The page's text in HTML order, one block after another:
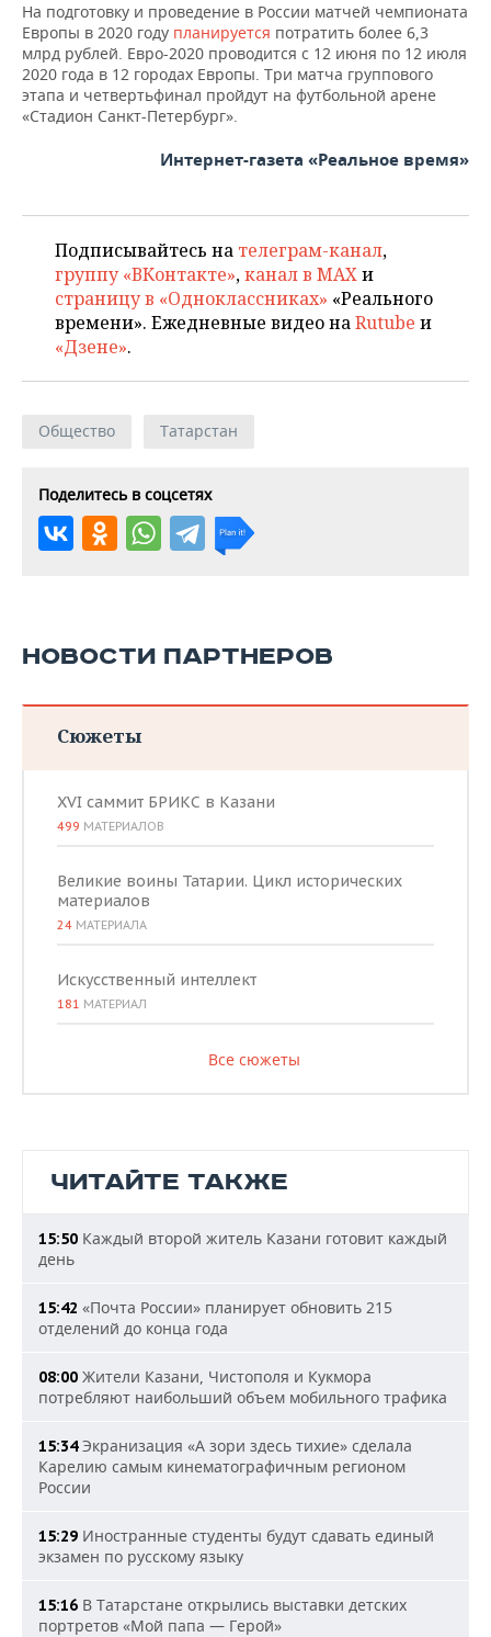
ХОККЕЙ С МЯЧОМ
ПРОИСШЕСТВИЯ
На подготовку и проведение в России матчей чемпионата
Европы в 2020 году планируется потратить более 6,3
млрд рублей. Евро-2020 проводится с 12 июня по 12 июля
2020 года в 12 городах Европы. Три матча группового
этапа и четвертьфинал пройдут на футбольной арене
«Стадион Санкт-Петербург».
Интернет-газета «Реальное время»
Подписывайтесь на телеграм-канал,
группу «ВКонтакте»,канал в MAXи
страницу в «Одноклассниках» «Реального
времени». Ежедневные видео наRutube и
«Дзене».
Общество Татарстан
Поделитесь в соцсетях
НОВОСТИ ПАРТНЕРОВ
Сюжеты
XVI саммит БРИКС в Казани
499 МАТЕРИАЛОВ
Великие воины Татарии. Цикл исторических
материалов
24 МАТЕРИАЛА
Искусственный интеллект
181 МАТЕРИАЛ
Все сюжеты
ЧИТАЙТЕ ТАКЖЕ
15:50 Каждый второй житель Казани готовит каждый
день
15:42 «Почта России» планирует обновить 215
отделений до конца года
08:00 Жители Казани, Чистополя и Кукмора
потребляют наибольший объем мобильного трафика
15:34Экранизация «А зори здесь тихие» сделала
Карелию самым кинематографичным регионом
России
15:29 Иностранные студенты будут сдавать единый
экзамен по русскому языку
15:16 В Татарстане открылись выставки детских
портретов «Мой папа — Герой»